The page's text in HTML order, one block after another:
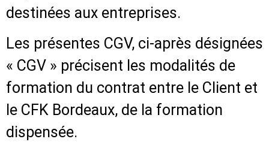
destinées aux entreprises.
Les présentes CGV, ci-après désignées
« CGV » précisent les modalités de
formation du contrat entre le Client et
le CFK Bordeaux, de la formation
dispensée.